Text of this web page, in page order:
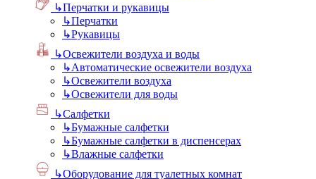
↳Перчатки и рукавицы
↳Перчатки
↳Рукавицы
↳Освежители воздуха и воды
↳Автоматические освежители воздуха
↳Освежители воздуха
↳Освежители для воды
↳Салфетки
↳Бумажные салфетки
↳Бумажные салфетки в диспенсерах
↳Влажные салфетки
↳Оборудование для туалетных комнат